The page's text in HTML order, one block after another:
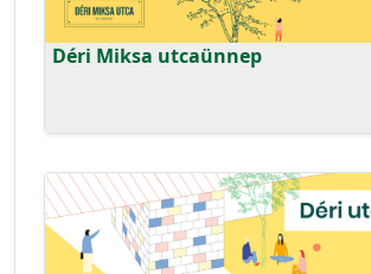
Déri Miksa utcaünnep